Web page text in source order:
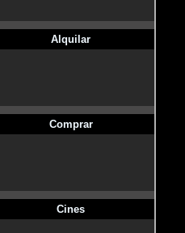
Alquilar
Comprar
Cines